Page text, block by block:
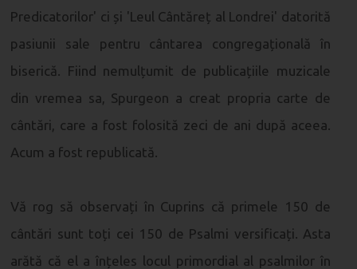
Predicatorilor' ci și 'Leul Cântăreț al Londrei' datorită
pasiunii sale pentru cântarea congregațională în
biserică. Fiind nemulțumit de publicațiile muzicale
din vremea sa, Spurgeon a creat propria carte de
cântări, care a fost folosită zeci de ani după aceea.
Acum a fost republicată.
Vă rog să observați în Cuprins că primele 150 de
cântări sunt toți cei 150 de Psalmi versificați. Asta
arătă că el a înțeles locul primordial al psalmilor în